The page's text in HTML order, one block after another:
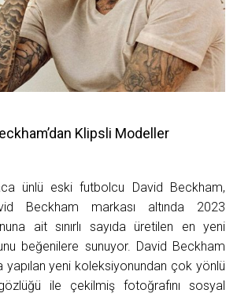
Klipsli Modeller
ünlü eski futbolcu David Beckham,
Beckham markası altında 2023
ait sınırlı sayıda üretilen en yeni
beğenilere sunuyor. David Beckham
yapılan yeni koleksiyonundan çok yönlü
ile çekilmiş fotoğrafını sosyal